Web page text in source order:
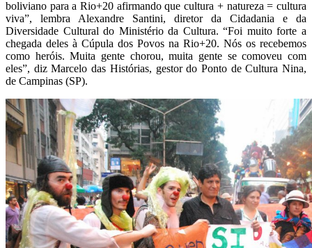
boliviano para a Rio+20 afirmando que cultura + natureza = cultura
viva”, lembra Alexandre Santini, diretor da Cidadania e da
Diversidade Cultural do Ministério da Cultura. “Foi muito forte a
chegada deles à Cúpula dos Povos na Rio+20. Nós os recebemos
como heróis. Muita gente chorou, muita gente se comoveu com
eles”, diz Marcelo das Histórias, gestor do Ponto de Cultura Nina,
de Campinas (SP).